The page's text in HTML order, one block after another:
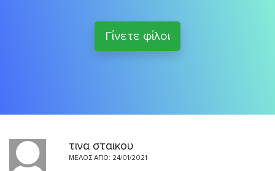
Γίνετε φίλοι
τινα σταικου
ΜΈΛΟΣ ΑΠΌ: 24/01/2021